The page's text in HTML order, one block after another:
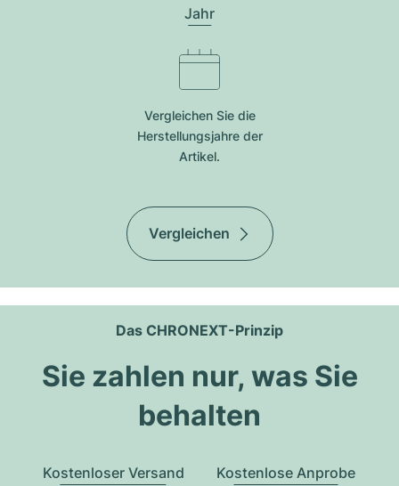
Jahr
Vergleichen Sie die
Herstellungsjahre der
Artikel.
Vergleichen
Das CHRONEXT-Prinzip
Sie zahlen nur, was Sie
behalten
Kostenloser Versand Kostenlose Anprobe